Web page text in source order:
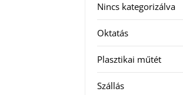
Nincs kategorizálva
Oktatás
Plasztikai műtét
Szállás